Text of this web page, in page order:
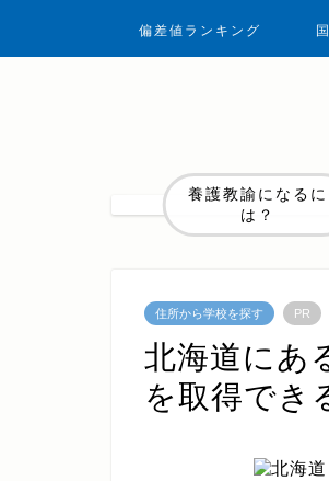
偏差値ランキング
養護教諭になるに
は？
住所から学校を探す PR
北海道にあ
を取得でき